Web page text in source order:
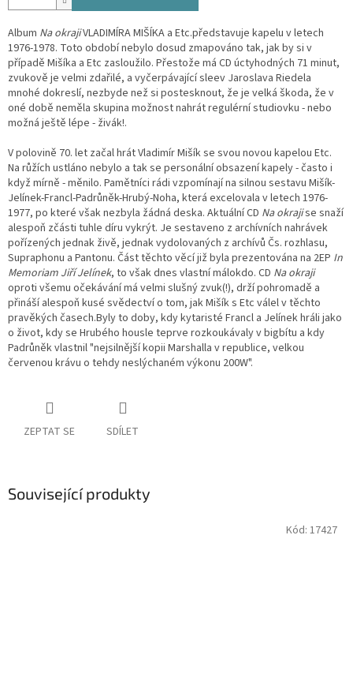
Album Na okrajiVLADIMÍRA MIŠÍKA a Etc.představuje kapelu v letech
1976-1978. Toto období nebylo dosud zmapováno tak, jak by si v
případě Mišíka a Etc zasloužilo. Přestože má CD úctyhodných 71 minut,
zvukově je velmi zdařilé, a vyčerpávající sleev Jaroslava Riedela
mnohé dokreslí, nezbyde než si postesknout, že je velká škoda, že v
oné době neměla skupina možnost nahrát regulérní studiovku - nebo
možná ještě lépe - živák!.
V polovině 70. let začal hrát Vladimír Mišík se svou novou kapelou Etc.
Na růžích ustláno nebylo a tak se personální obsazení kapely - často i
když mírně - měnilo. Pamětníci rádi vzpomínají na silnou sestavu Mišík-
Jelínek-Francl-Padrůněk-Hrubý-Noha, která excelovala v letech 1976-
1977, po které však nezbyla žádná deska. Aktuální CD Na okrajise snaží
alespoň zčásti tuhle díru vykrýt. Je sestaveno z archívních nahrávek
pořízených jednak živě, jednak vydolovaných z archívů Čs. rozhlasu,
Supraphonu a Pantonu. Část těchto věcí již byla prezentována na 2EP In
Memoriam Jiří Jelínek, to však dnes vlastní málokdo. CD Na okraji
oproti všemu očekávání má velmi slušný zvuk(!), drží pohromadě a
přináší alespoň kusé svědectví o tom, jak Mišík s Etc válel v těchto
pravěkých časech.Byly to doby, kdy kytaristé Francl a Jelínek hráli jako
o život, kdy se Hrubého housle teprve rozkoukávaly v bigbítu a kdy
Padrůněk vlastnil "nejsilnější kopii Marshalla v republice, velkou
červenou krávu o tehdy neslýchaném výkonu 200W".
ZEPTAT SE SDÍLET
Související produkty
Kód: 17427